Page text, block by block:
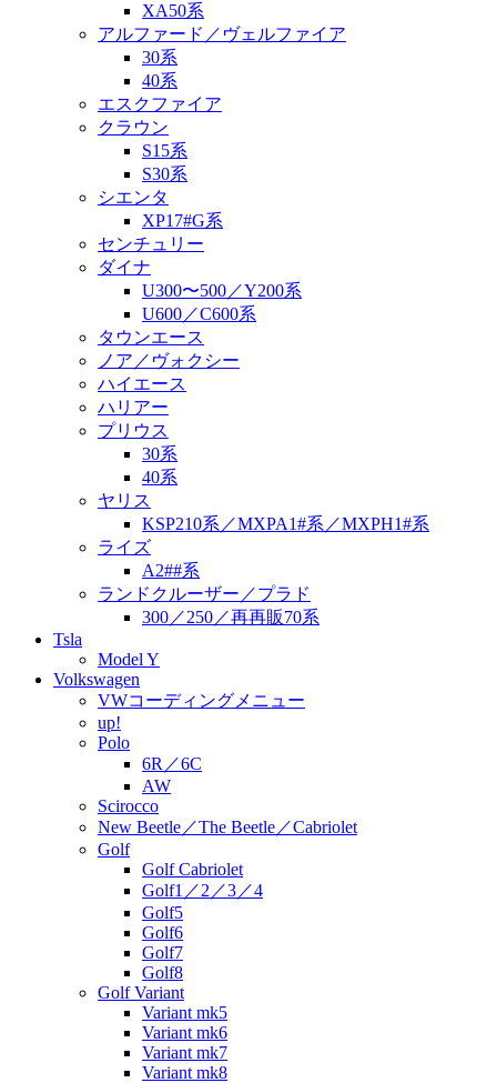
XA50系
アルファード／ヴェルファイア
30系
40系
エスクファイア
クラウン
S15系
S30系
シエンタ
XP17#G系
センチュリー
ダイナ
U300〜500／Y200系
U600／C600系
タウンエース
ノア／ヴォクシー
ハイエース
ハリアー
プリウス
30系
40系
ヤリス
KSP210系／MXPA1#系／MXPH1#系
ライズ
A2##系
ランドクルーザー／プラド
300／250／再再販70系
Tsla
Model Y
Volkswagen
VWコーディングメニュー
up!
Polo
6R／6C
AW
Scirocco
New Beetle／The Beetle／Cabriolet
Golf
Golf Cabriolet
Golf1／2／3／4
Golf5
Golf6
Golf7
Golf8
Golf Variant
Variant mk5
Variant mk6
Variant mk7
Variant mk8